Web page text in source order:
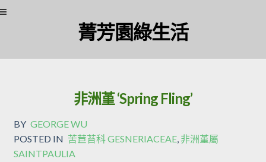
菁芳園綠生活
非洲堇 ‘Spring Fling’
BY GEORGE WU
POSTED IN 苦苣苔科 GESNERIACEAE, 非洲堇屬
SAINTPAULIA